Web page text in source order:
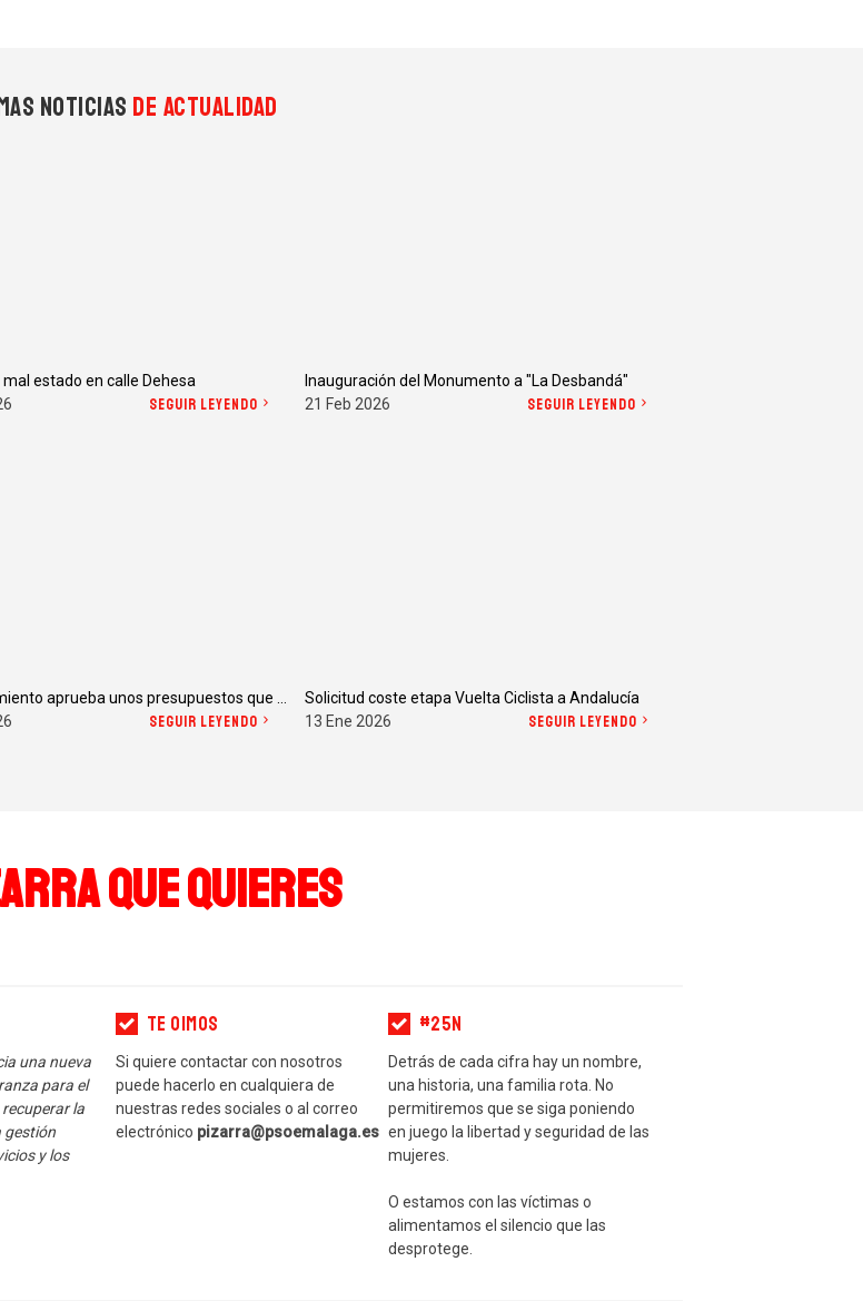
noticias de actualidad
mal estado en calle Dehesa
SEGUIR LEYENDO
Inauguración del Monumento a "La Desbandá"
21 Feb 2026
SEGUIR LEYENDO
SEGUIR LEYENDO
Solicitud coste etapa Vuelta Ciclista a Andalucía
13 Ene 2026
SEGUIR LEYENDO
QUE QUIERES
una nueva
para el
la
gestión
y los
Te oimos
Si quiere contactar con nosotros
puede hacerlo en cualquiera de
nuestras redes sociales o al correo
electrónico pizarra@psoemalaga.es
#25N
Detrás de cada cifra hay un nombre,
una historia, una familia rota. No
permitiremos que se siga poniendo
en juego la libertad y seguridad de las
mujeres.
O estamos con las víctimas o
alimentamos el silencio que las
desprotege.